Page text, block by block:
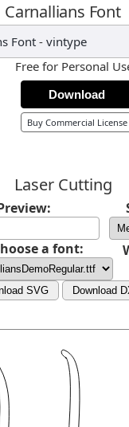
Carnallians Font
Font - vintype
Free for Personal
Download
Buy Commercial License
Laser Cutting
a font:
SVG Download